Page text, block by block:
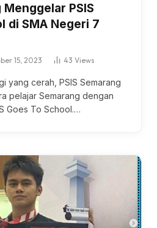
Menggelar PSIS
di SMA Negeri 7
15, 2023 43 Views
yang cerah, PSIS Semarang
pelajar Semarang dengan
Goes To School.…